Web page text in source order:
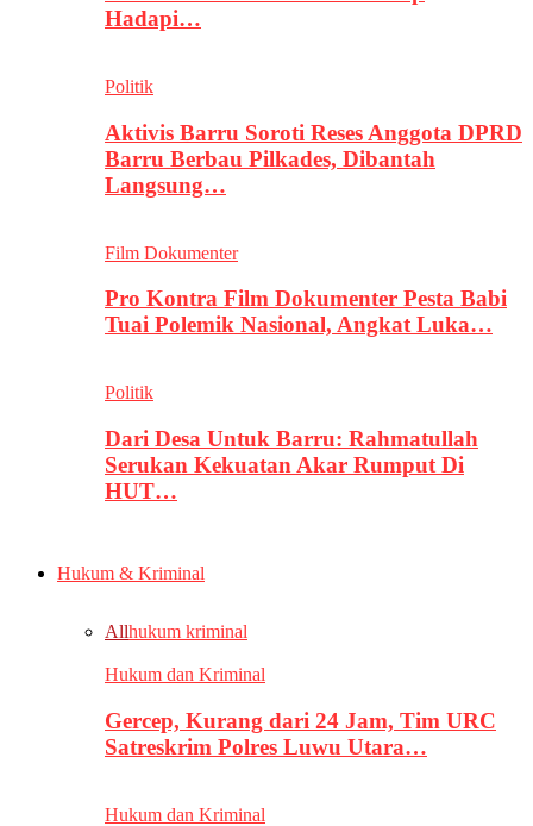
Hadapi…
Politik
Aktivis Barru Soroti Reses Anggota DPRD
Barru Berbau Pilkades, Dibantah
Langsung…
Film Dokumenter
Pro Kontra Film Dokumenter Pesta Babi
Tuai Polemik Nasional, Angkat Luka…
Politik
Dari Desa Untuk Barru: Rahmatullah
Serukan Kekuatan Akar Rumput Di
HUT…
Hukum & Kriminal
Allhukum kriminal
Hukum dan Kriminal
Gercep, Kurang dari 24 Jam, Tim URC
Satreskrim Polres Luwu Utara…
Hukum dan Kriminal